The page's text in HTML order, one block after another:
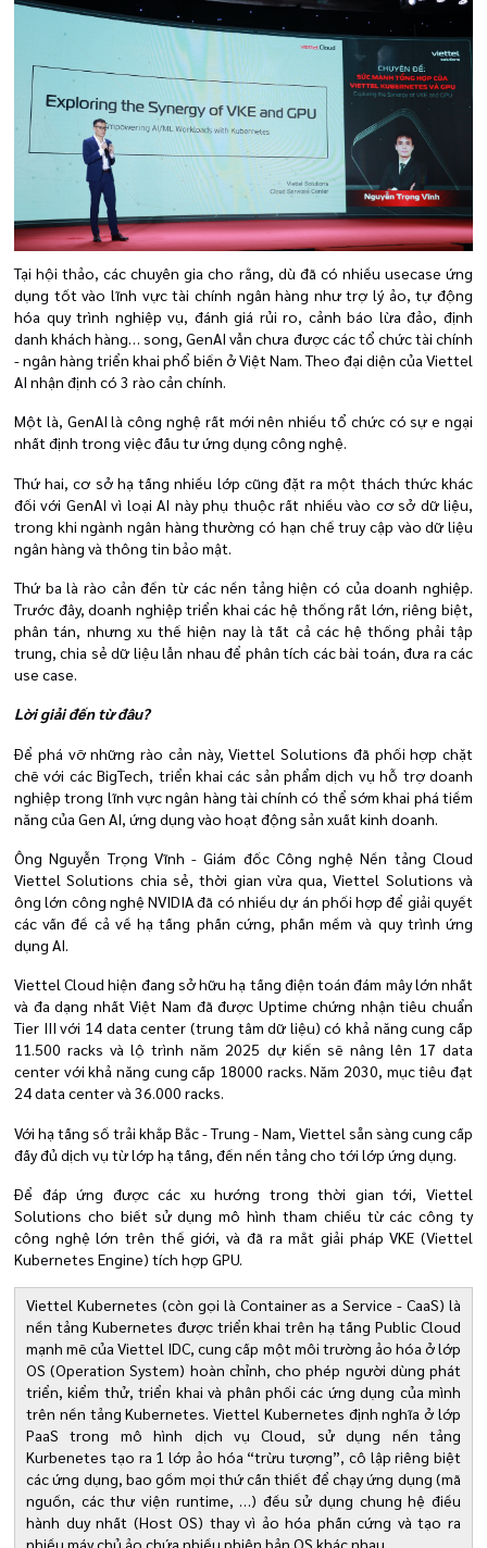
Tại hội thảo, các chuyên gia cho rằng, dù đã có nhiều usecase ứng
dụng tốt vào lĩnh vực tài chính ngân hàng như trợ lý ảo, tự động
hóa quy trình nghiệp vụ, đánh giá rủi ro, cảnh báo lừa đảo, định
danh khách hàng… song, GenAI vẫn chưa được các tổ chức tài chính
- ngân hàng triển khai phổ biến ở Việt Nam. Theo đại diện của Viettel
AI nhận định có 3 rào cản chính.
Một là, GenAI là công nghệ rất mới nên nhiều tổ chức có sự e ngại
nhất định trong việc đầu tư ứng dụng công nghệ.
Thứ hai, cơ sở hạ tầng nhiều lớp cũng đặt ra một thách thức khác
đối với GenAI vì loại AI này phụ thuộc rất nhiều vào cơ sở dữ liệu,
trong khi ngành ngân hàng thường có hạn chế truy cập vào dữ liệu
ngân hàng và thông tin bảo mật.
Thứ ba là rào cản đến từ các nền tảng hiện có của doanh nghiệp.
Trước đây, doanh nghiệp triển khai các hệ thống rất lớn, riêng biệt,
phân tán, nhưng xu thế hiện nay là tất cả các hệ thống phải tập
trung, chia sẻ dữ liệu lẫn nhau để phân tích các bài toán, đưa ra các
use case.
Lời giải đến từ đâu?
Để phá vỡ những rào cản này, Viettel Solutions đã phối hợp chặt
chẽ với các BigTech, triển khai các sản phẩm dịch vụ hỗ trợ doanh
nghiệp trong lĩnh vực ngân hàng tài chính có thể sớm khai phá tiềm
năng của Gen AI, ứng dụng vào hoạt động sản xuất kinh doanh.
Ông Nguyễn Trọng Vĩnh - Giám đốc Công nghệ Nền tảng Cloud
Viettel Solutions chia sẻ, thời gian vừa qua, Viettel Solutions và
ông lớn công nghệ NVIDIA đã có nhiều dự án phối hợp để giải quyết
các vấn đề cả về hạ tầng phần cứng, phần mềm và quy trình ứng
dụng AI.
Viettel Cloud hiện đang sở hữu hạ tầng điện toán đám mây lớn nhất
và đa dạng nhất Việt Nam đã được Uptime chứng nhận tiêu chuẩn
Tier III với 14 data center (trung tâm dữ liệu) có khả năng cung cấp
11.500 racks và lộ trình năm 2025 dự kiến sẽ nâng lên 17 data
center với khả năng cung cấp 18000 racks. Năm 2030, mục tiêu đạt
24 data center và 36.000 racks.
Với hạ tầng số trải khắp Bắc - Trung - Nam, Viettel sẵn sàng cung cấp
đầy đủ dịch vụ từ lớp hạ tầng, đến nền tảng cho tới lớp ứng dụng.
Để đáp ứng được các xu hướng trong thời gian tới, Viettel
Solutions cho biết sử dụng mô hình tham chiếu từ các công ty
công nghệ lớn trên thế giới, và đã ra mắt giải pháp VKE (Viettel
Kubernetes Engine) tích hợp GPU.
Viettel Kubernetes (còn gọi là Container as a Service - CaaS) là
nền tảng Kubernetes được triển khai trên hạ tầng Public Cloud
mạnh mẽ của Viettel IDC, cung cấp một môi trường ảo hóa ở lớp
OS (Operation System) hoàn chỉnh, cho phép người dùng phát
triển, kiểm thử, triển khai và phân phối các ứng dụng của mình
trên nền tảng Kubernetes. Viettel Kubernetes định nghĩa ở lớp
PaaS trong mô hình dịch vụ Cloud, sử dụng nền tảng
Kurbenetes tạo ra 1 lớp ảo hóa “trừu tượng”, cô lập riêng biệt
các ứng dụng, bao gồm mọi thứ cần thiết để chạy ứng dụng (mã
nguồn, các thư viện runtime, …) đều sử dụng chung hệ điều
hành duy nhất (Host OS) thay vì ảo hóa phần cứng và tạo ra
nhiều máy chủ ảo chứa nhiều phiên bản OS khác nhau.